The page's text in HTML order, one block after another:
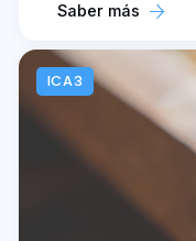
Saber más
ICA3